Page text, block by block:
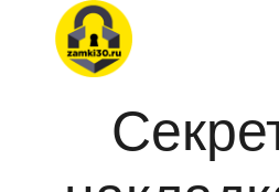
Перейти
содержимому